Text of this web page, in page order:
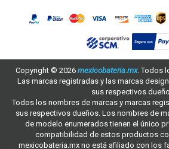
Copyright © 2026 mexicobateria.mx. Todos
Las marcas registradas y las marcas
sus respectivos
Todos los nombres de marcas y marcas
sus respectivos dueños. Los nombres de
de modelo enumerados tienen el único
compatibilidad de estos productos
mexicobateria.mx no está afiliado con los